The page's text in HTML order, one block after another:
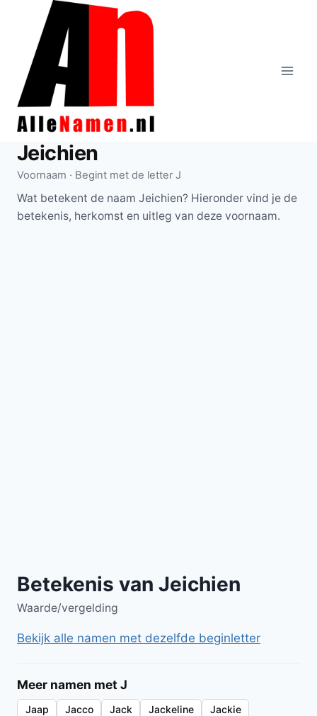
Doorgaan
inhoud
Jeichien
Voornaam · Begint met de letter J
Wat betekent de naam Jeichien? Hieronder vind je de
betekenis, herkomst en uitleg van deze voornaam.
Betekenis van Jeichien
Waarde/vergelding
Bekijk alle namen met dezelfde beginletter
Meer namen met J
Jaap Jacco Jack Jackeline
Jackie